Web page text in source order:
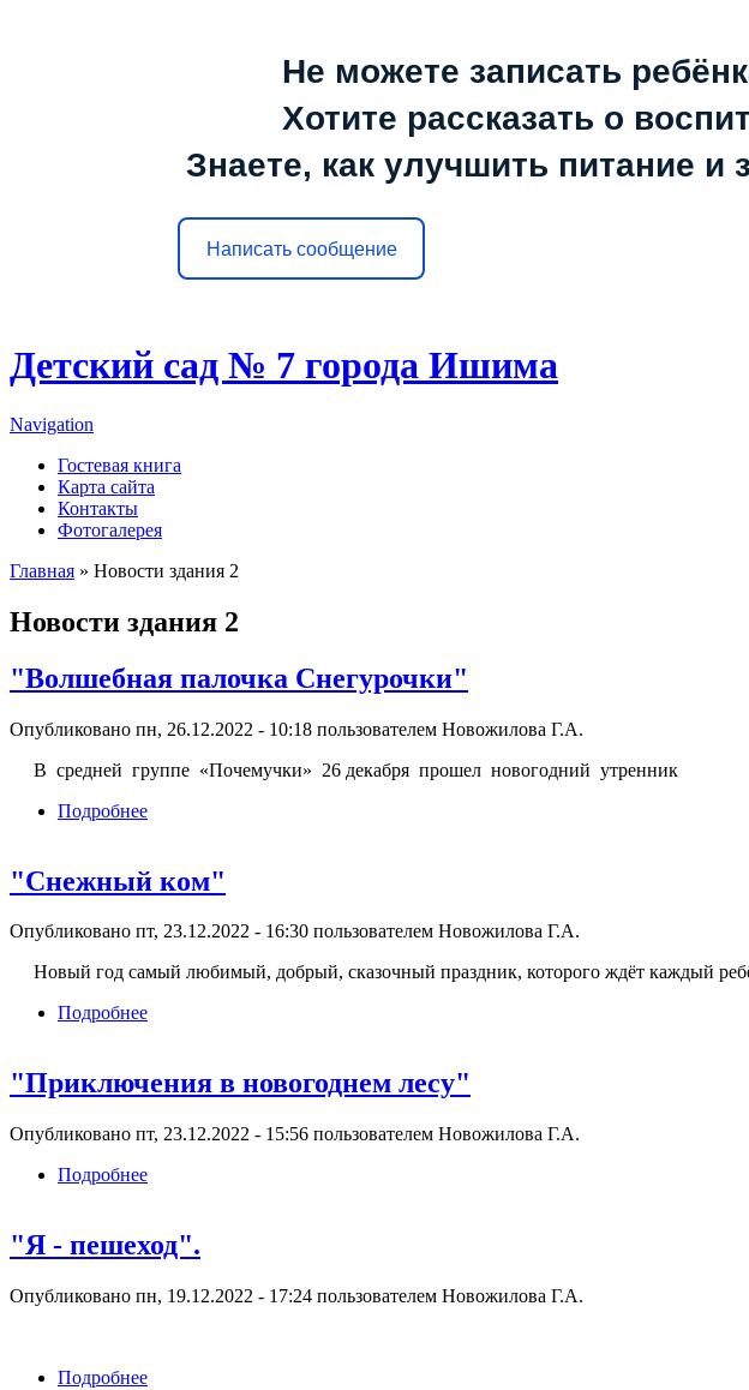
Не можете записать
Хотите рассказать о
Знаете, как улучшить питание и
Написать сообщение
Детский сад № 7 города Ишима
Navigation
Гостевая книга
Карта сайта
Контакты
Фотогалерея
Главная » Новости здания 2
Новости здания 2
"Волшебная палочка Снегурочки"
Опубликовано пн, 26.12.2022 - 10:18 пользователем Новожилова Г.А.
В средней группе «Почемучки» 26 декабря прошел новогодний утренник
Подробнее
"Снежный ком"
Опубликовано пт, 23.12.2022 - 16:30 пользователем Новожилова Г.А.
Новый год самый любимый, добрый, сказочный праздник, которого ждёт каждый
Подробнее
"Приключения в новогоднем лесу"
Опубликовано пт, 23.12.2022 - 15:56 пользователем Новожилова Г.А.
Подробнее
"Я - пешеход".
Опубликовано пн, 19.12.2022 - 17:24 пользователем Новожилова Г.А.
Подробнее